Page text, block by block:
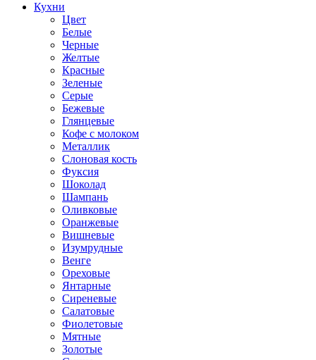
Кухни
Цвет
Белые
Черные
Желтые
Красные
Зеленые
Серые
Бежевые
Глянцевые
Кофе с молоком
Металлик
Слоновая кость
Фуксия
Шоколад
Шампань
Оливковые
Оранжевые
Вишневые
Изумрудные
Венге
Ореховые
Янтарные
Сиреневые
Салатовые
Фиолетовые
Мятные
Золотые